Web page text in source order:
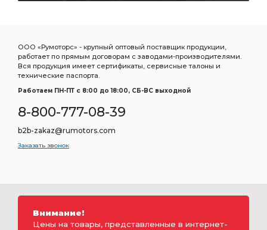
ООО «Румоторс» - крупный оптовый поставщик продукции,
работает по прямым договорам с заводами-производителями.
Вся продукция имеет сертификаты, сервисные талоны и
технические паспорта.
Работаем ПН-ПТ c 8:00 до 18:00, СБ-ВС выходной
8-800-777-08-39
b2b-zakaz@rumotors.com
Заказать звонок
Внимание!
Цены на товары, представленные в интернет-